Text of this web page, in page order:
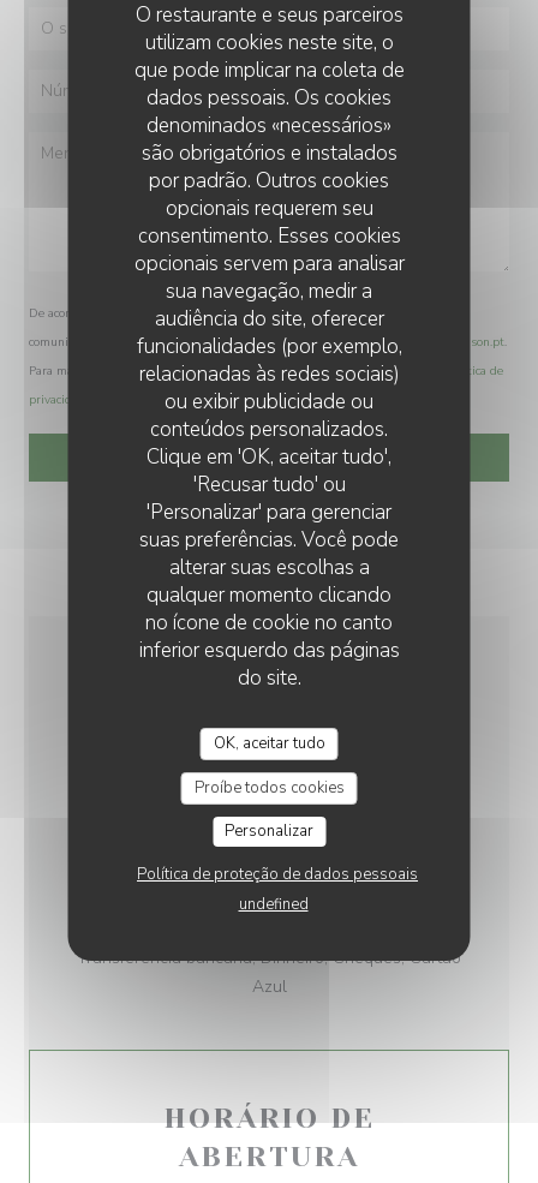
O restaurante e seus parceiros
utilizam cookies neste site, o
que pode implicar na coleta de
dados pessoais. Os cookies
denominados «necessários»
são obrigatórios e instalados
por padrão. Outros cookies
opcionais requerem seu
consentimento. Esses cookies
opcionais servem para analisar
sua navegação, medir a
audiência do site, oferecer
funcionalidades (por exemplo,
relacionadas às redes sociais)
ou exibir publicidade ou
conteúdos personalizados.
Clique em 'OK, aceitar tudo',
'Recusar tudo' ou
'Personalizar' para gerenciar
suas preferências. Você pode
alterar suas escolhas a
qualquer momento clicando
no ícone de cookie no canto
inferior esquerdo das páginas
do site.
OK, aceitar tudo
Proíbe todos cookies
Personalizar
Política de proteção de dados pessoais
undefined
De acordo com a legislação de proteção de dados, tem o direito de se opor a
comunicações de marketing. Pode registar-se na Lista Robinson através de
robinson.pt.
Para mais informações sobre o tratamento dos seus dados, consulte a nossa
política de
privacidade
INFORMAÇÕES GERAIS
CULINÁRIA
Caseiro
MÉTODOS DE PAGAMENTO
Ticket restaurante digital, Pagamento móvel,
Apple Pay, Ticket Restaurante, Cheque Sodexo,
Transferência bancária, Dinheiro, Cheques, Cartão
Azul
HORÁRIO DE
ABERTURA
RESTAURANT CLAIRE'MARAIS